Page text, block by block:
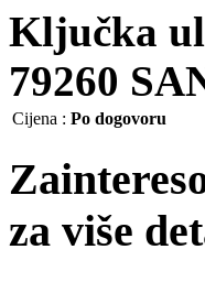
Ključka
79260
Cijena : Po dogovoru
za više